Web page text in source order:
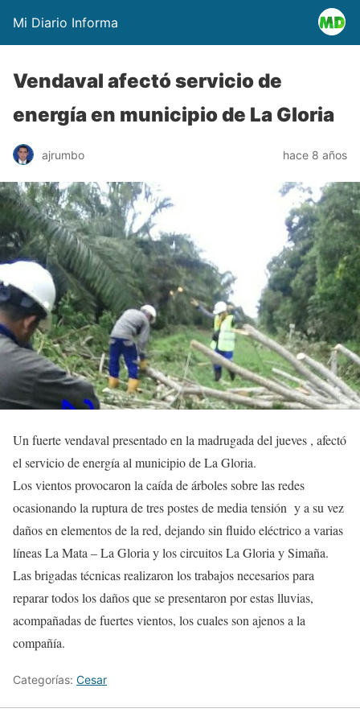
Mi Diario Informa
Vendaval afectó servicio de
energía en municipio de La Gloria
ajrumbo hace 8 años
Un fuerte vendaval presentado en la madrugada del jueves , afectó
el servicio de energía al municipio de La Gloria.
Los vientos provocaron la caída de árboles sobre las redes
ocasionando la ruptura de tres postes de media tensión y a su vez
daños en elementos de la red, dejando sin fluido eléctrico a varias
líneas La Mata – La Gloria y los circuitos La Gloria y Simaña.
Las brigadas técnicas realizaron los trabajos necesarios para
reparar todos los daños que se presentaron por estas lluvias,
acompañadas de fuertes vientos, los cuales son ajenos a la
compañía.
Categorías: Cesar